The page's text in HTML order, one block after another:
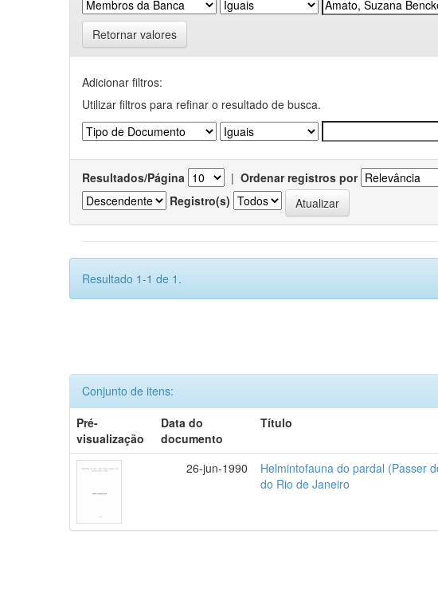
Retornar valores
Adicionar filtros:
Utilizar filtros para refinar o resultado de busca.
Resultados/Página | Ordenar registros por
Registro(s)
Resultado 1-1 de 1.
Conjunto de itens:
Pré-
visualização
Data do
documento
Título
26-jun-1990
Helmintofauna do pardal (Passer
do Rio de Janeiro